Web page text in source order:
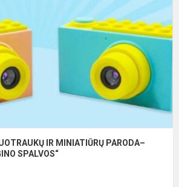
IR MINIATIŪRŲ PARODA–
SPALVOS“